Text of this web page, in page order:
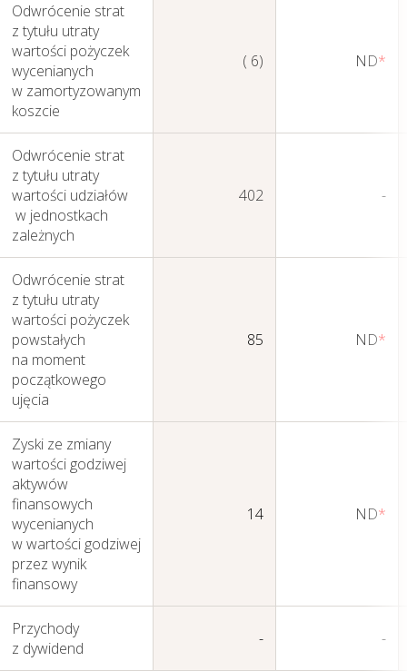
Sprawozdania
Finansowe
Skonsolidowane
Odwrócenie strat
z tytułu utraty
wartości pożyczek
wycenianych
w zamortyzowanym
koszcie
( 6) ND*
Odwrócenie strat
z tytułu utraty
wartości udziałów
w jednostkach
zależnych
402 -
Odwrócenie strat
z tytułu utraty
wartości pożyczek
powstałych
na moment
początkowego
ujęcia
85 ND*
Zyski ze zmiany
wartości godziwej
aktywów
finansowych
wycenianych
w wartości godziwej
przez wynik
finansowy
14 ND*
Przychody
z dywidend
- -